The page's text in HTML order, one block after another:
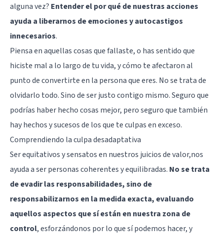
alguna vez? Entender el por qué de nuestras acciones
ayuda a liberarnos de emociones y autocastigos
innecesarios.
Piensa en aquellas cosas que fallaste, o has sentido que
hiciste mal a lo largo de tu vida, y cómo te afectaron al
punto de convertirte en la persona que eres. No se trata de
olvidarlo todo. Sino de ser justo contigo mismo. Seguro que
podrías haber hecho cosas mejor, pero seguro que también
hay hechos y sucesos de los que te culpas en exceso.
Comprendiendo la culpa desadaptativa
Ser equitativos y sensatos en nuestros juicios de valor,nos
ayuda a ser personas coherentes y equilibradas. No se trata
de evadir las responsabilidades, sino de
responsabilizarnos en la medida exacta, evaluando
aquellos aspectos que sí están en nuestra zona de
control, esforzándonos por lo que sí podemos hacer, y